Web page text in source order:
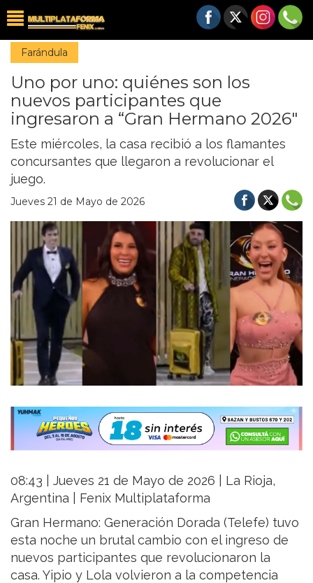
Farándula
Uno por uno: quiénes son los
nuevos participantes que
ingresaron a “Gran Hermano 2026″
Este miércoles, la casa recibió a los flamantes
concursantes que llegaron a revolucionar el
juego.
Jueves 21 de Mayo de 2026
08:43 | Jueves 21 de Mayo de 2026 | La Rioja,
Argentina | Fenix Multiplataforma
Gran Hermano: Generación Dorada (Telefe) tuvo
esta noche un brutal cambio con el ingreso de
nuevos participantes que revolucionaron la
casa. Yipio y Lola volvieron a la competencia